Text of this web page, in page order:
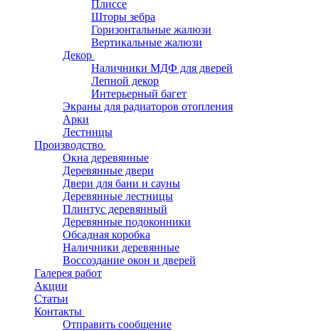
Плиссе
Шторы зебра
Горизонтальные жалюзи
Вертикальные жалюзи
Декор
Наличники МДФ для дверей
Лепной декор
Интерьерный багет
Экраны для радиаторов отопления
Арки
Лестницы
Производство
Окна деревянные
Деревянные двери
Двери для бани и сауны
Деревянные лестницы
Плинтус деревянный
Деревянные подоконники
Обсадная коробка
Наличники деревянные
Воссоздание окон и дверей
Галерея работ
Акции
Статьи
Контакты
Отправить сообщение